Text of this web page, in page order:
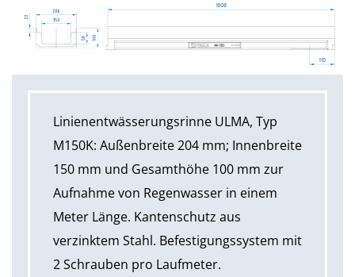
Linienentwässerungsrinne ULMA, Typ
M150K: Außenbreite 204 mm; Innenbreite
150 mm und Gesamthöhe 100 mm zur
Aufnahme von Regenwasser in einem
Meter Länge. Kantenschutz aus
verzinktem Stahl. Befestigungssystem mit
2 Schrauben pro Laufmeter.